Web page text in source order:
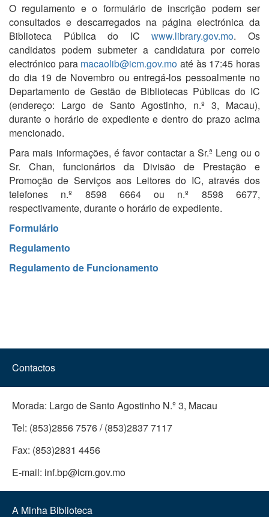
O regulamento e o formulário de inscrição podem ser
consultados e descarregados na página electrónica da
Biblioteca Pública do ICwww.library.gov.mo. Os
candidatos podem submeter a candidatura por correio
electrónico para macaolib@icm.gov.mo até às 17:45 horas
do dia 19 de Novembro ou entregá-los pessoalmente no
Departamento de Gestão de Bibliotecas Públicas do IC
(endereço: Largo de Santo Agostinho, n.º 3, Macau),
durante o horário de expediente e dentro do prazo acima
mencionado.
Para mais informações, é favor contactar a Sr.ª Leng ou o
Sr. Chan, funcionários da Divisão de Prestação e
Promoção de Serviços aos Leitores do IC, através dos
telefones n.º 8598 6664 ou n.º 8598 6677,
respectivamente, durante o horário de expediente.
Formulário
Regulamento
Regulamento de Funcionamento
Contactos
Morada: Largo de Santo Agostinho N.º 3, Macau
Tel: (853)2856 7576 / (853)2837 7117
Fax: (853)2831 4456
E-mail: inf.bp@icm.gov.mo
A Minha Biblioteca